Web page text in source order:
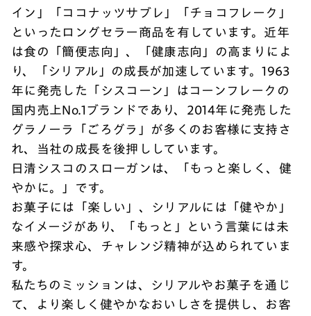
イン」「ココナッツサブレ」「チョコフレーク」
といったロングセラー商品を有しています。近年
は食の「簡便志向」、「健康志向」の高まりによ
り、「シリアル」の成長が加速しています。1963
年に発売した「シスコーン」はコーンフレークの
国内売上No.1ブランドであり、2014年に発売した
グラノーラ「ごろグラ」が多くのお客様に支持さ
れ、当社の成長を後押ししています。
日清シスコのスローガンは、「もっと楽しく、健
やかに。」です。
お菓子には「楽しい」、シリアルには「健やか」
なイメージがあり、「もっと」という言葉には未
来感や探求心、チャレンジ精神が込められていま
す。
私たちのミッションは、シリアルやお菓子を通じ
て、より楽しく健やかなおいしさを提供し、お客